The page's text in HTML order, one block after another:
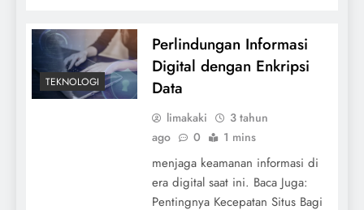
TEKNOLOGI
Perlindungan Informasi
Digital dengan Enkripsi
Data
limakaki
3 tahun
ago
0 1 mins
menjaga keamanan informasi di
era digital saat ini. Baca Juga:
Pentingnya Kecepatan Situs Bagi